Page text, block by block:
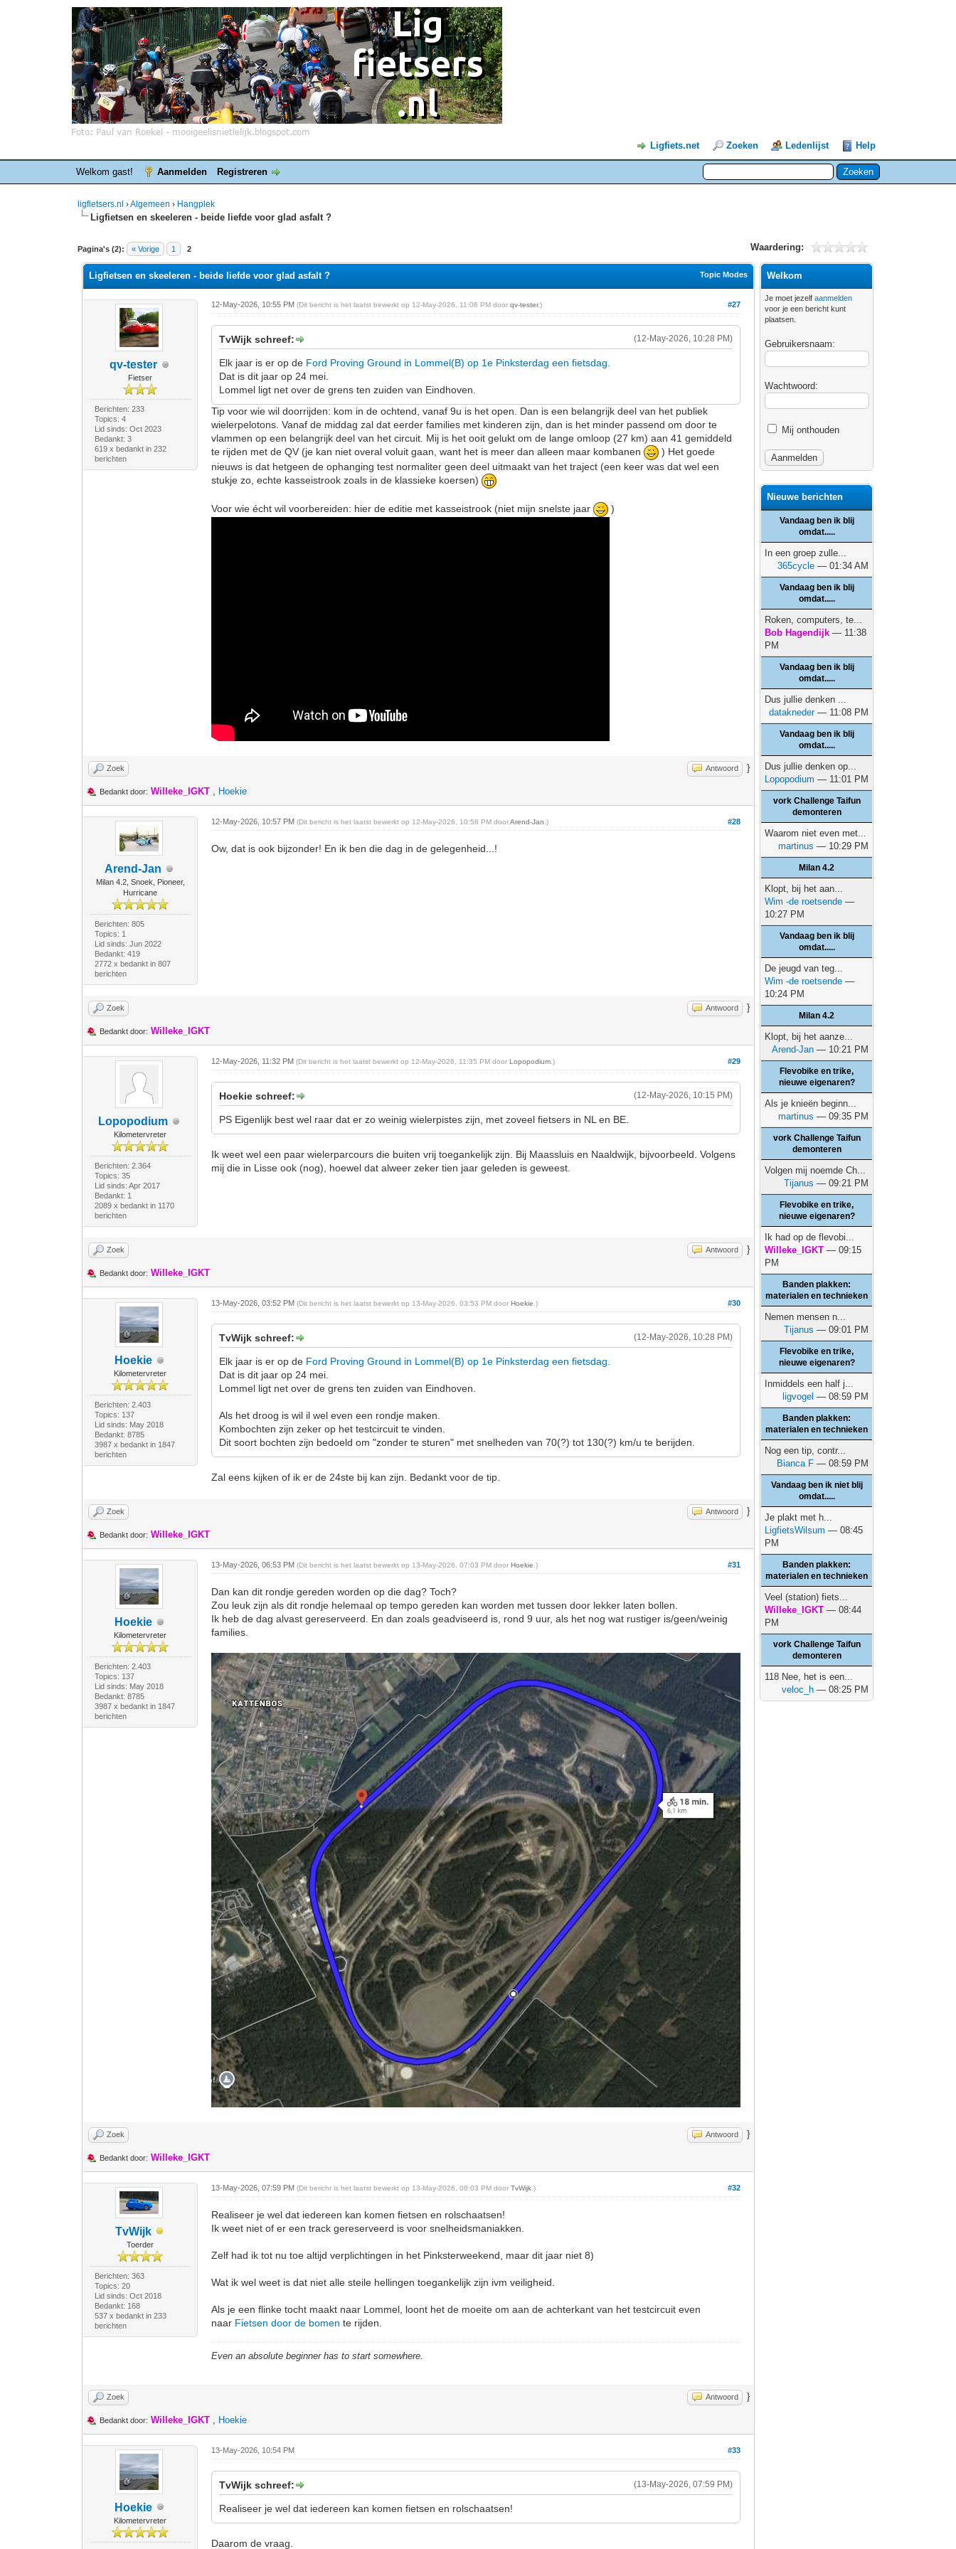
Ligfiets.net Zoeken Ledenlijst Help
Welkom gast! Aanmelden Registreren
ligfietsers.nl ›Algemeen › Hangplek
Ligfietsen en skeeleren - beide liefde voor glad asfalt ?
Pagina's (2): « Vorige 1 2 Waardering:
0 stemmen - gemiddelde waardering is 0
1
2
3
4
5
Topic Modes
Ligfietsen en skeeleren - beide liefde voor glad asfalt ?
qv-tester
Fietser
Berichten: 233
Topics: 4
Lid sinds: Oct 2023
Bedankt: 3
619 x bedankt in 232
berichten
#27
12-May-2026, 10:55 PM(Dit bericht is het laatst bewerkt op 12-May-2026, 11:06 PM doorqv-tester.)
(12-May-2026, 10:28 PM)
TvWijk schreef:
Elk jaar is er op de Ford Proving Ground in Lommel(B) op 1e Pinksterdag een fietsdag.
Dat is dit jaar op 24 mei.
Lommel ligt net over de grens ten zuiden van Eindhoven.
Tip voor wie wil doorrijden: kom in de ochtend, vanaf 9u is het open. Dan is een belangrijk deel van het publiek
wielerpelotons. Vanaf de middag zal dat eerder families met kinderen zijn, dan is het minder passend om door te
vlammen op een belangrijk deel van het circuit. Mij is het ooit gelukt om de lange omloop (27 km) aan 41 gemiddeld
te rijden met de QV (je kan niet overal voluit gaan, want het is meer dan alleen maar kombanen
) Het goede
nieuws is dat hetgeen de ophanging test normaliter geen deel uitmaakt van het traject (een keer was dat wel een
stukje zo, echte kasseistrook zoals in de klassieke koersen)
Voor wie écht wil voorbereiden: hier de editie met kasseistrook (niet mijn snelste jaar )
Zoek Antwoord }
Bedankt door: Willeke_IGKT , Hoekie
Arend-Jan
Milan 4.2, Snoek, Pioneer,
Hurricane
Berichten: 805
Topics: 1
Lid sinds: Jun 2022
Bedankt: 419
2772 x bedankt in 807
berichten
#28
12-May-2026, 10:57 PM(Dit bericht is het laatst bewerkt op 12-May-2026, 10:58 PM doorArend-Jan .)
Ow, dat is ook bijzonder! En ik ben die dag in de gelegenheid...!
Zoek Antwoord }
Bedankt door: Willeke_IGKT
Lopopodium
Kilometervreter
Berichten: 2.364
Topics: 35
Lid sinds: Apr 2017
Bedankt: 1
2089 x bedankt in 1170
berichten
#29
12-May-2026, 11:32 PM(Dit bericht is het laatst bewerkt op 12-May-2026, 11:35 PM doorLopopodium .)
(12-May-2026, 10:15 PM)
Hoekie schreef:
PS Eigenlijk best wel raar dat er zo weinig wielerpistes zijn, met zoveel fietsers in NL en BE.
Ik weet wel een paar wielerparcours die buiten vrij toegankelijk zijn. Bij Maassluis en Naaldwijk, bijvoorbeeld. Volgens
mij die in Lisse ook (nog), hoewel dat alweer zeker tien jaar geleden is geweest.
Zoek Antwoord }
Bedankt door: Willeke_IGKT
Hoekie
Kilometervreter
Berichten: 2.403
Topics: 137
Lid sinds: May 2018
Bedankt: 8785
3987 x bedankt in 1847
berichten
#30
13-May-2026, 03:52 PM(Dit bericht is het laatst bewerkt op 13-May-2026, 03:53 PM doorHoekie .)
(12-May-2026, 10:28 PM)
TvWijk schreef:
Elk jaar is er op de Ford Proving Ground in Lommel(B) op 1e Pinksterdag een fietsdag.
Dat is dit jaar op 24 mei.
Lommel ligt net over de grens ten zuiden van Eindhoven.
Als het droog is wil il wel even een rondje maken.
Kombochten zijn zeker op het testcircuit te vinden.
Dit soort bochten zijn bedoeld om "zonder te sturen" met snelheden van 70(?) tot 130(?) km/u te berijden.
Zal eens kijken of ik er de 24ste bij kan zijn. Bedankt voor de tip.
Zoek Antwoord }
Bedankt door: Willeke_IGKT
Hoekie
Kilometervreter
Berichten: 2.403
Topics: 137
Lid sinds: May 2018
Bedankt: 8785
3987 x bedankt in 1847
berichten
#31
13-May-2026, 06:53 PM(Dit bericht is het laatst bewerkt op 13-May-2026, 07:03 PM doorHoekie .)
Dan kan dit rondje gereden worden op die dag? Toch?
Zou leuk zijn als dit rondje helemaal op tempo gereden kan worden met tussen door lekker laten bollen.
Ik heb de dag alvast gereserveerd. En dan zoals geadviseerd is, rond 9 uur, als het nog wat rustiger is/geen/weinig
families.
Zoek Antwoord }
Bedankt door: Willeke_IGKT
TvWijk
Toerder
Berichten: 363
Topics: 20
Lid sinds: Oct 2018
Bedankt: 168
537 x bedankt in 233
berichten
#32
13-May-2026, 07:59 PM(Dit bericht is het laatst bewerkt op 13-May-2026, 08:03 PM doorTvWijk .)
Realiseer je wel dat iedereen kan komen fietsen en rolschaatsen!
Ik weet niet of er een track gereserveerd is voor snelheidsmaniakken.
Zelf had ik tot nu toe altijd verplichtingen in het Pinksterweekend, maar dit jaar niet 8)
Wat ik wel weet is dat niet alle steile hellingen toegankelijk zijn ivm veiligheid.
Als je een flinke tocht maakt naar Lommel, loont het de moeite om aan de achterkant van het testcircuit even
naar Fietsen door de bomen te rijden.
Even an absolute beginner has to start somewhere.
Zoek Antwoord }
Bedankt door: Willeke_IGKT Hoekie
Hoekie
Kilometervreter
#33
13-May-2026, 10:54 PM
(13-May-2026, 07:59 PM)
TvWijk schreef:
Realiseer je wel dat iedereen kan komen fietsen en rolschaatsen!
Daarom de vraag.
Welkom
Je moet jezelfaanmelden
voor je een bericht kunt
plaatsen.
Gebruikersnaam:
Wachtwoord:
Mij onthouden
Nieuwe berichten
Vandaag ben ik blij
omdat.....
In een groep zulle...
365cycle — 01:34 AM
Vandaag ben ik blij
omdat.....
Roken, computers, te...
Bob Hagendijk — 11:38
PM
Vandaag ben ik blij
omdat.....
Dus jullie denken ...
datakneder— 11:08 PM
Vandaag ben ik blij
omdat.....
Dus jullie denken op...
Lopopodium — 11:01 PM
vork Challenge Taifun
demonteren
Waarom niet even met...
martinus — 10:29 PM
Milan 4.2
Klopt, bij het aan...
Wim -de roetsende —
10:27 PM
Vandaag ben ik blij
omdat.....
De jeugd van teg...
Wim -de roetsende —
10:24 PM
Milan 4.2
Klopt, bij het aanze...
Arend-Jan — 10:21 PM
Flevobike en trike,
nieuwe eigenaren?
Als je knieën beginn...
martinus — 09:35 PM
vork Challenge Taifun
demonteren
Volgen mij noemde Ch...
Tijanus — 09:21 PM
Flevobike en trike,
nieuwe eigenaren?
Ik had op de flevobi...
Willeke_IGKT — 09:15
PM
Banden plakken:
materialen en technieken
Nemen mensen n...
Tijanus — 09:01 PM
Flevobike en trike,
nieuwe eigenaren?
Inmiddels een half j...
ligvogel — 08:59 PM
Banden plakken:
materialen en technieken
Nog een tip, contr...
Bianca F — 08:59 PM
Vandaag ben ik niet blij
omdat.....
Je plakt met h...
LigfietsWilsum — 08:45
PM
Banden plakken:
materialen en technieken
Veel (station) fiets...
Willeke_IGKT — 08:44
PM
vork Challenge Taifun
demonteren
118 Nee, het is een...
veloc_h — 08:25 PM